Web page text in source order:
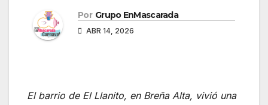
Por Grupo EnMascarada
ABR 14, 2026
El barrio de El Llanito, en Breña Alta, vivió una